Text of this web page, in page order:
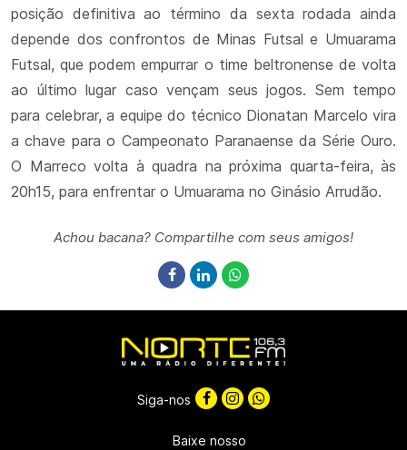
posição definitiva ao término da sexta rodada ainda
depende dos confrontos de Minas Futsal e Umuarama
Futsal, que podem empurrar o time beltronense de volta
ao último lugar caso vençam seus jogos. Sem tempo
para celebrar, a equipe do técnico Dionatan Marcelo vira
a chave para o Campeonato Paranaense da Série Ouro.
O Marreco volta à quadra na próxima quarta-feira, às
20h15, para enfrentar o Umuarama no Ginásio Arrudão.
Achou bacana? Compartilhe com seus amigos!
Siga-nos
Baixe nosso